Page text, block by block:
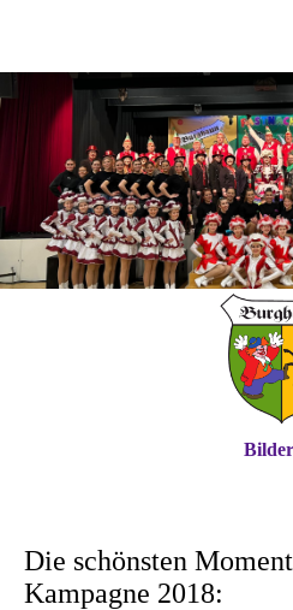
Bilder
Die schönsten
Kampagne 2018: